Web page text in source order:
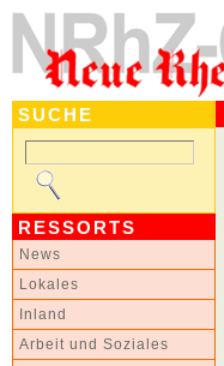
SUCHE
RESSORTS
News
Lokales
Inland
Arbeit und Soziales